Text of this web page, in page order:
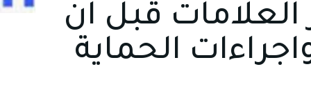
العلامات قبل ان
الحماية